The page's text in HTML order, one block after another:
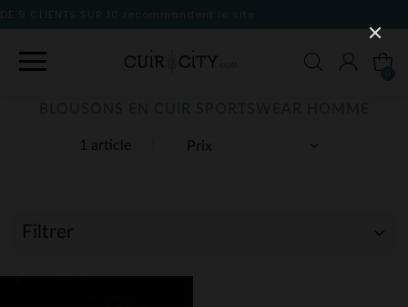
le site
1 article
BLOUSONS EN CUIR SPORTSWEAR HOMME
Filtrer